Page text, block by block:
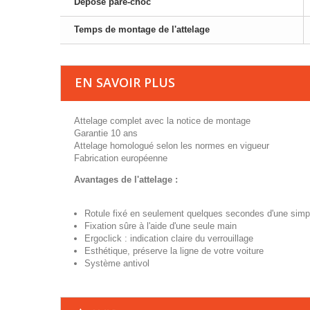
Temps de montage de l'attelage
EN SAVOIR PLUS
Attelage complet avec la notice de montage
Garantie 10 ans
Attelage homologué selon les normes en vigueur
Fabrication européenne
Avantages de l'attelage :
Rotule fixé en seulement quelques secondes d'une
Fixation sûre à l'aide d'une seule main
Ergoclick : indication claire du verrouillage
Esthétique, préserve la ligne de votre voiture
Système antivol